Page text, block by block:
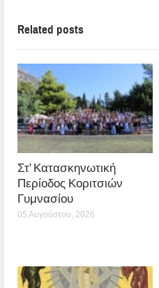
Related posts
Στ’ Κατασκηνωτική
Περίοδος Κοριτσιών
Γυμνασίου
05 Αυγούστου, 2026